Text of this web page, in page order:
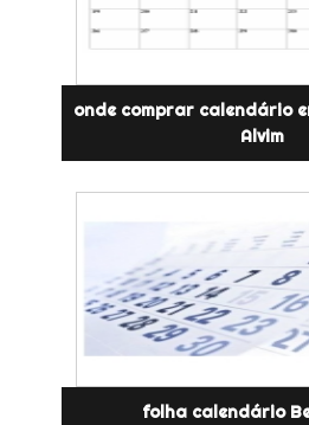
onde comprar calendário
Alvim
folha calendário